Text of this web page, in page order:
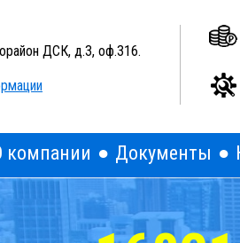
ДСК, д.3, оф.316.
компании Документы